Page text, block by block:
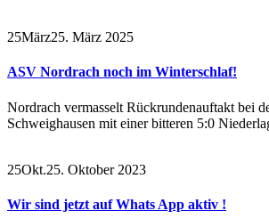
25März25. März 2025
ASV Nordrach noch im Winterschlaf!
Nordrach vermasselt Rückrundenauftakt bei
Schweighausen mit einer bitteren 5:0
25Okt.25. Oktober 2023
Wir sind jetzt auf Whats App aktiv !